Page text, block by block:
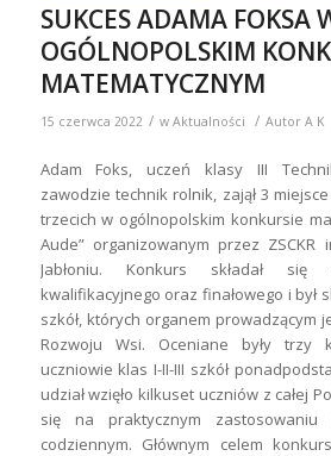
SUKCES ADAMA FOKSA
OGÓLNOPOLSKIM
MATEMATYCZNYM
15 czerwca 2022 / w Aktualności / Autor A K
Adam Foks, uczeń klasy III
zawodzie technik rolnik, zajął 3
trzecich w ogólnopolskim konkursie
Aude” organizowanym przez ZSCKR
Jabłoniu. Konkurs składał
kwalifikacyjnego oraz finałowego i był
szkół, których organem prowadzącym
Rozwoju Wsi. Oceniane były trzy
uczniowie klas I-II-III szkół
udział wzięło kilkuset uczniów z całej
się na praktycznym zastosowaniu
codziennym. Głównym celem